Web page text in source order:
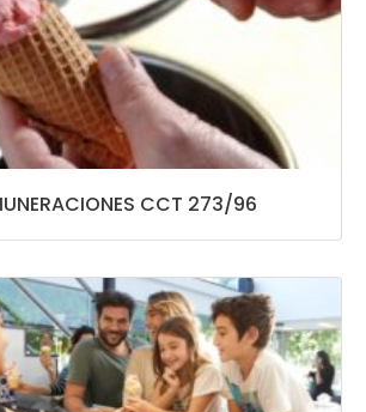
CCT 273/96